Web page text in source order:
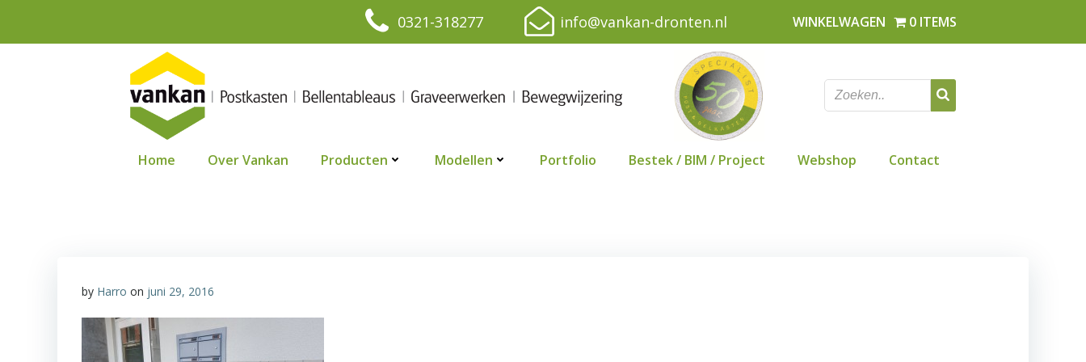
de
0321-318277 info@vankan-dronten.nl WINKELWAGEN 0 ITEMS
Home Over Vankan Producten Modellen Portfolio Bestek / BIM / Project Webshop Contact
by Harro on juni 29, 2016